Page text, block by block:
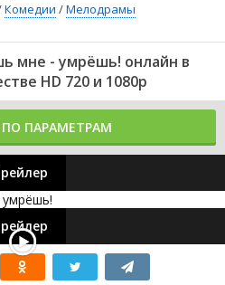
Комедии /Мелодрамы
мне - умрёшь! онлайн в
HD 720 и 1080p
ПАРАМЕТРАМ